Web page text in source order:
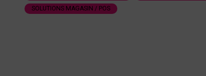
SOLUTIONS MAGASIN / POS